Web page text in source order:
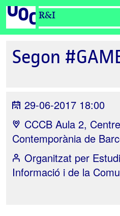
R&I
Segon
29-06-2017 18:00
CCCB Aula 2,
Contemporània de
Organitzat per
Informació i de la